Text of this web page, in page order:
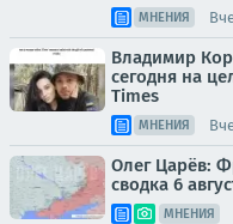
МНЕНИЯ
Владимир
сегодня на
Times
МНЕНИЯ
Олег Царёв:
сводка 6
МНЕНИЯ